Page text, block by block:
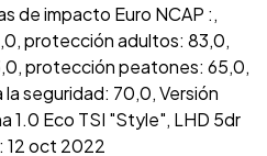
de impacto Euro NCAP :,
protección adultos: 83,0,
protección peatones: 65,0,
seguridad: 70,0, Versión
1.0 Eco TSI "Style", LHD 5dr
12 oct 2022